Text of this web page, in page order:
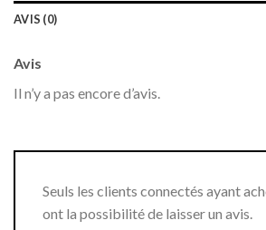
AVIS (0)
Avis
Il n’y a pas encore d’avis.
Seuls les clients connectés ayant
ont la possibilité de laisser un avis.